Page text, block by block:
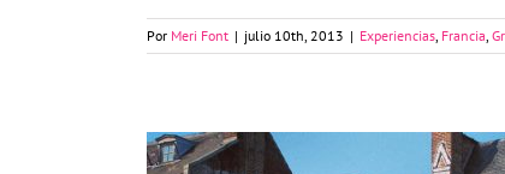
Por Meri Font | julio 10th, 2013 | Experiencias, Francia,